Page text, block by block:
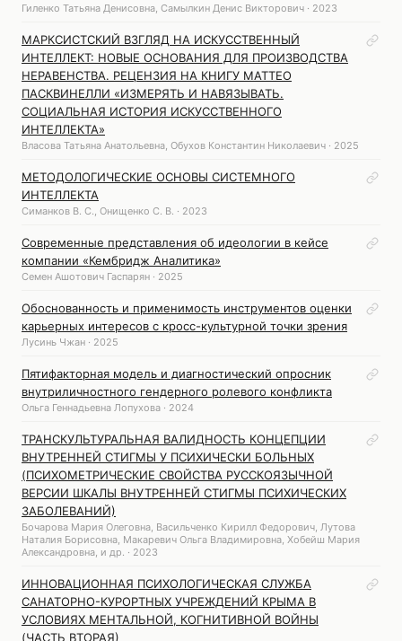
Гиленко Татьяна Денисовна, Самылкин Денис Викторович · 2023
МАРКСИСТСКИЙ ВЗГЛЯД НА ИСКУССТВЕННЫЙ
ИНТЕЛЛЕКТ: НОВЫЕ ОСНОВАНИЯ ДЛЯ ПРОИЗВОДСТВА
НЕРАВЕНСТВА. РЕЦЕНЗИЯ НА КНИГУ МАТТЕО
ПАСКВИНЕЛЛИ «ИЗМЕРЯТЬ И НАВЯЗЫВАТЬ.
СОЦИАЛЬНАЯ ИСТОРИЯ ИСКУССТВЕННОГО
ИНТЕЛЛЕКТА»
Власова Татьяна Анатольевна, Обухов Константин Николаевич · 2025
МЕТОДОЛОГИЧЕСКИЕ ОСНОВЫ СИСТЕМНОГО
ИНТЕЛЛЕКТА
Симанков В. С., Онищенко С. В. · 2023
Современные представления об идеологии в кейсе
компании «Кембридж Аналитика»
Семен Ашотович Гаспарян · 2025
Обоснованность и применимость инструментов оценки
карьерных интересов с кросс-культурной точки зрения
Лусинь Чжан · 2025
Пятифакторная модель и диагностический опросник
внутриличностного гендерного ролевого конфликта
Ольга Геннадьевна Лопухова · 2024
ТРАНСКУЛЬТУРАЛЬНАЯ ВАЛИДНОСТЬ КОНЦЕПЦИИ
ВНУТРЕННЕЙ СТИГМЫ У ПСИХИЧЕСКИ БОЛЬНЫХ
(ПСИХОМЕТРИЧЕСКИЕ СВОЙСТВА РУССКОЯЗЫЧНОЙ
ВЕРСИИ ШКАЛЫ ВНУТРЕННЕЙ СТИГМЫ ПСИХИЧЕСКИХ
ЗАБОЛЕВАНИЙ)
Бочарова Мария Олеговна, Васильченко Кирилл Федорович, Лутова
Наталия Борисовна, Макаревич Ольга Владимировна, Хобейш Мария
Александровна, и др. · 2023
ИННОВАЦИОННАЯ ПСИХОЛОГИЧЕСКАЯ СЛУЖБА
САНАТОРНО-КУРОРТНЫХ УЧРЕЖДЕНИЙ КРЫМА В
УСЛОВИЯХ МЕНТАЛЬНОЙ, КОГНИТИВНОЙ ВОЙНЫ
(ЧАСТЬ ВТОРАЯ)